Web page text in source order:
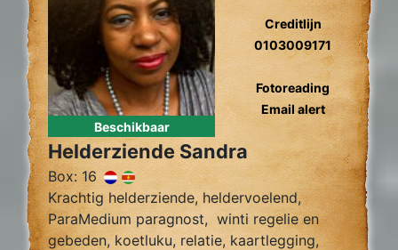
Beschikbaar
Creditlijn
0103009171
Fotoreading
Email alert
Helderziende Sandra
Box: 16
Krachtig helderziende, heldervoelend,
ParaMedium paragnost, winti regelie en
gebeden, koetluku, relatie, kaartlegging,